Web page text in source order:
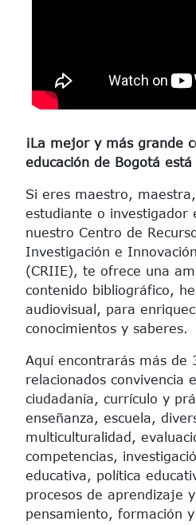
¡La mejor y más grande
educación de Bogotá está
Si eres maestro,
estudiante o investigador
nuestro Centro de
Investigación e
(CRIIE), te ofrece una
contenido bibliográfico,
audiovisual, para
conocimientos y saberes.
Aquí encontrarás más de
relacionados convivencia
ciudadanía, currículo y
enseñanza, escuela,
multiculturalidad,
competencias,
educativa, política
procesos de aprendizaje
pensamiento, formación